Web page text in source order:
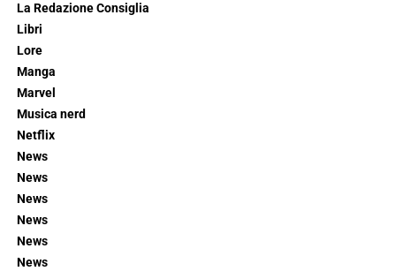
La Redazione Consiglia
Libri
Lore
Manga
Marvel
Musica nerd
Netflix
News
News
News
News
News
News